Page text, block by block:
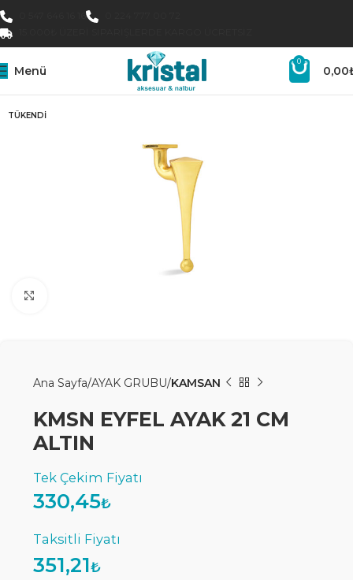
Menü
0
0,00
TÜKENDI
Ana Sayfa AYAK GRUBU KAMSAN
KMSN EYFEL AYAK 21 CM
ALTIN
330,45₺
351,21₺